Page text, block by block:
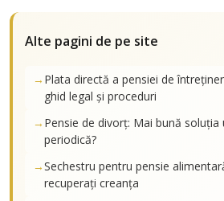
Alte pagini de pe site
Plata directă a pensiei de
ghid legal și proceduri
Pensie de divorț: Mai bună soluția
periodică?
Sechestru pentru pensie
recuperați creanța